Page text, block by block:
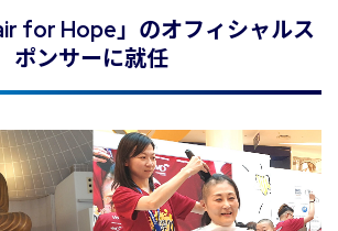
for Hope」のオフィシャルス
ポンサーに就任